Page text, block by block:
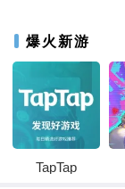
爆火新游
TapTap